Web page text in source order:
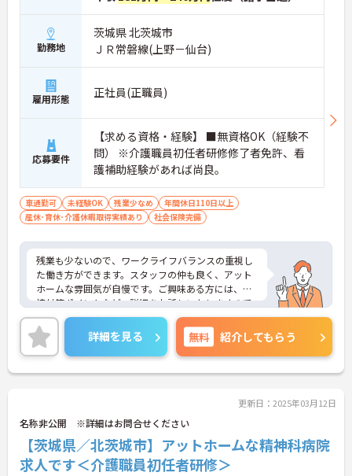
勤務地
茨城県 北茨城市
ＪＲ常磐線(上野－仙台)
雇用形態 正社員(正職員)
応募要件
【求める資格・経験】 ■無資格OK（経験不
問） ※介護職員初任者研修修了者免許、看
護補助経験があれば尚良。
車通勤可 未経験OK 残業少なめ
年間休日110日以上
産休･育休･介護休暇取得実績あり
社会保険完備
残業も少ないので、ワークライフバランスの重視し
た働き方ができます。スタッフの仲も良く、アット
ホームな雰囲気が自慢です。ご興味ある方には、面
接対策ポイントなど、詳細をお話しいたしますので
お気軽にご相談ください。
詳細を見る 無料 紹介してもらう
更新日：2025年03月12日
名称非公開 ※詳細はお問合せください
【茨城県／北茨城市】アットホームな精神科病院
求人です＜介護職員初任者研修＞